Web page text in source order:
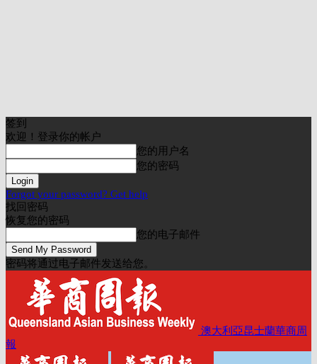
签到
欢迎！登录你的帐户
您的用户名
您的密码
Forgot your password? Get help
找回密码
恢复您的密码
您的电子邮件
密码将通过电子邮件发送给您。
澳大利亞昆士蘭華商周
報